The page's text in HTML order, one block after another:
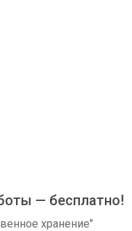
— бесплатно!
хранение"